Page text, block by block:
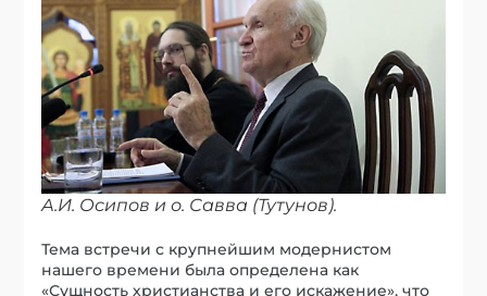
А.И. Осипов и о. Савва (Тутунов).
Тема встречи с крупнейшим модернистом
нашего времени была определена как
«Сущность христианства и его искажение», что